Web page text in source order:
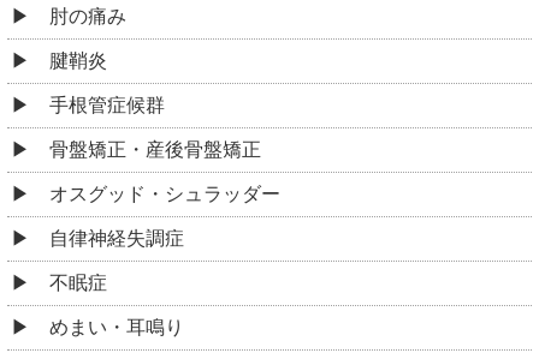
肘の痛み
腱鞘炎
手根管症候群
骨盤矯正・産後骨盤矯正
オスグッド・シュラッダー
自律神経失調症
不眠症
めまい・耳鳴り